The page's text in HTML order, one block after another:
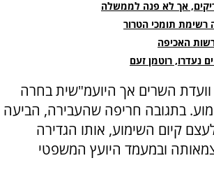
אך לא פנה לממשלה
רשימת תומכי הטרור
האכיפה
נעדרו, רוטמן זעם
השרים אך היועמ"שית בחרה
בתגובה חריפה שהעבירה, הביעה
קיום השימוע, אותו הגדירה
ובמעמד היועץ המשפטי